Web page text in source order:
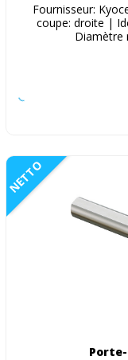
Fournisseur:
coupe: droite |
Diamètre
NETTO